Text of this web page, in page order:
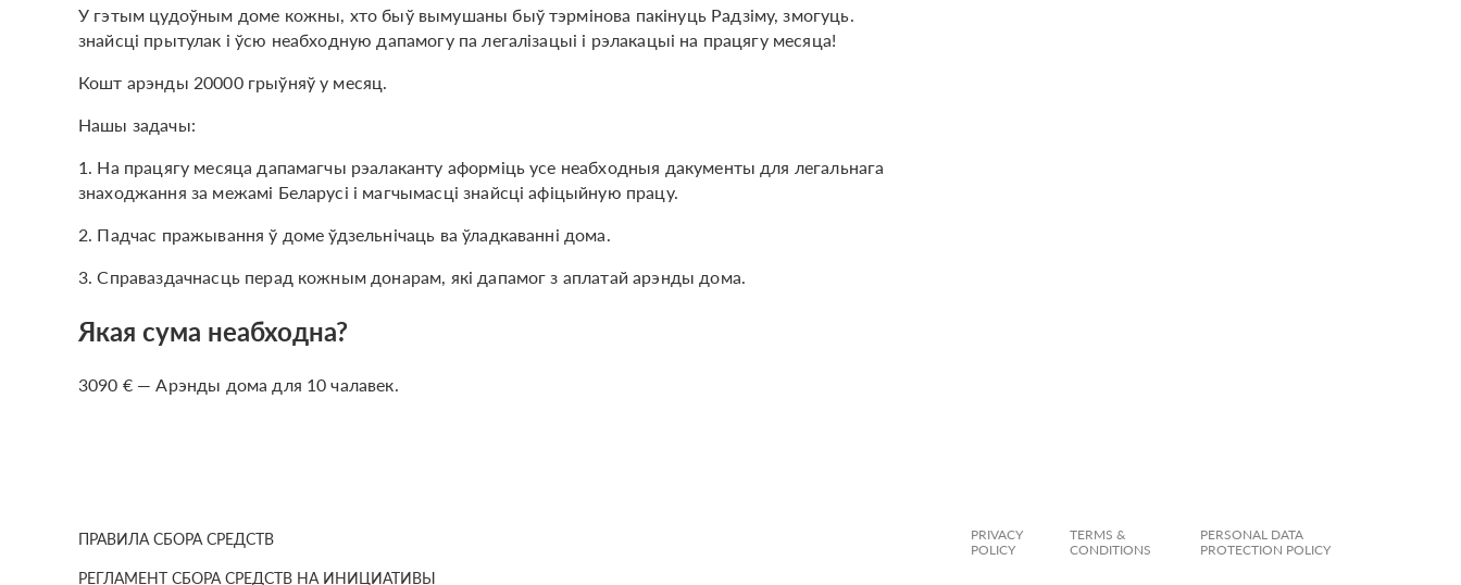
У гэтым цудоўным доме кожны, хто быў вымушаны быў тэрмінова пакінуць Радзіму, змогуць.
знайсці прытулак і ўсю неабходную дапамогу па легалізацыі і рэлакацыі на працягу месяца!
Кошт арэнды 20000 грыўняў у месяц.
Нашы задачы:
1. На працягу месяца дапамагчы рэалаканту аформіць усе неабходныя дакументы для легальнага
знаходжання за межамі Беларусі і магчымасці знайсці афіцыйную працу.
2. Падчас пражывання ў доме ўдзельнічаць ва ўладкаванні дома.
3. Справаздачнасць перад кожным донарам, які дапамог з аплатай арэнды дома.
Якая сума неабходна?
3090 € — Арэнды дома для 10 чалавек.
ПРАВИЛА СБОРА СРЕДСТВ
РЕГЛАМЕНТ СБОРА СРЕДСТВ НА ИНИЦИАТИВЫ
PRIVACY
POLICY
TERMS &
CONDITIONS
PERSONAL DATA
PROTECTION POLICY